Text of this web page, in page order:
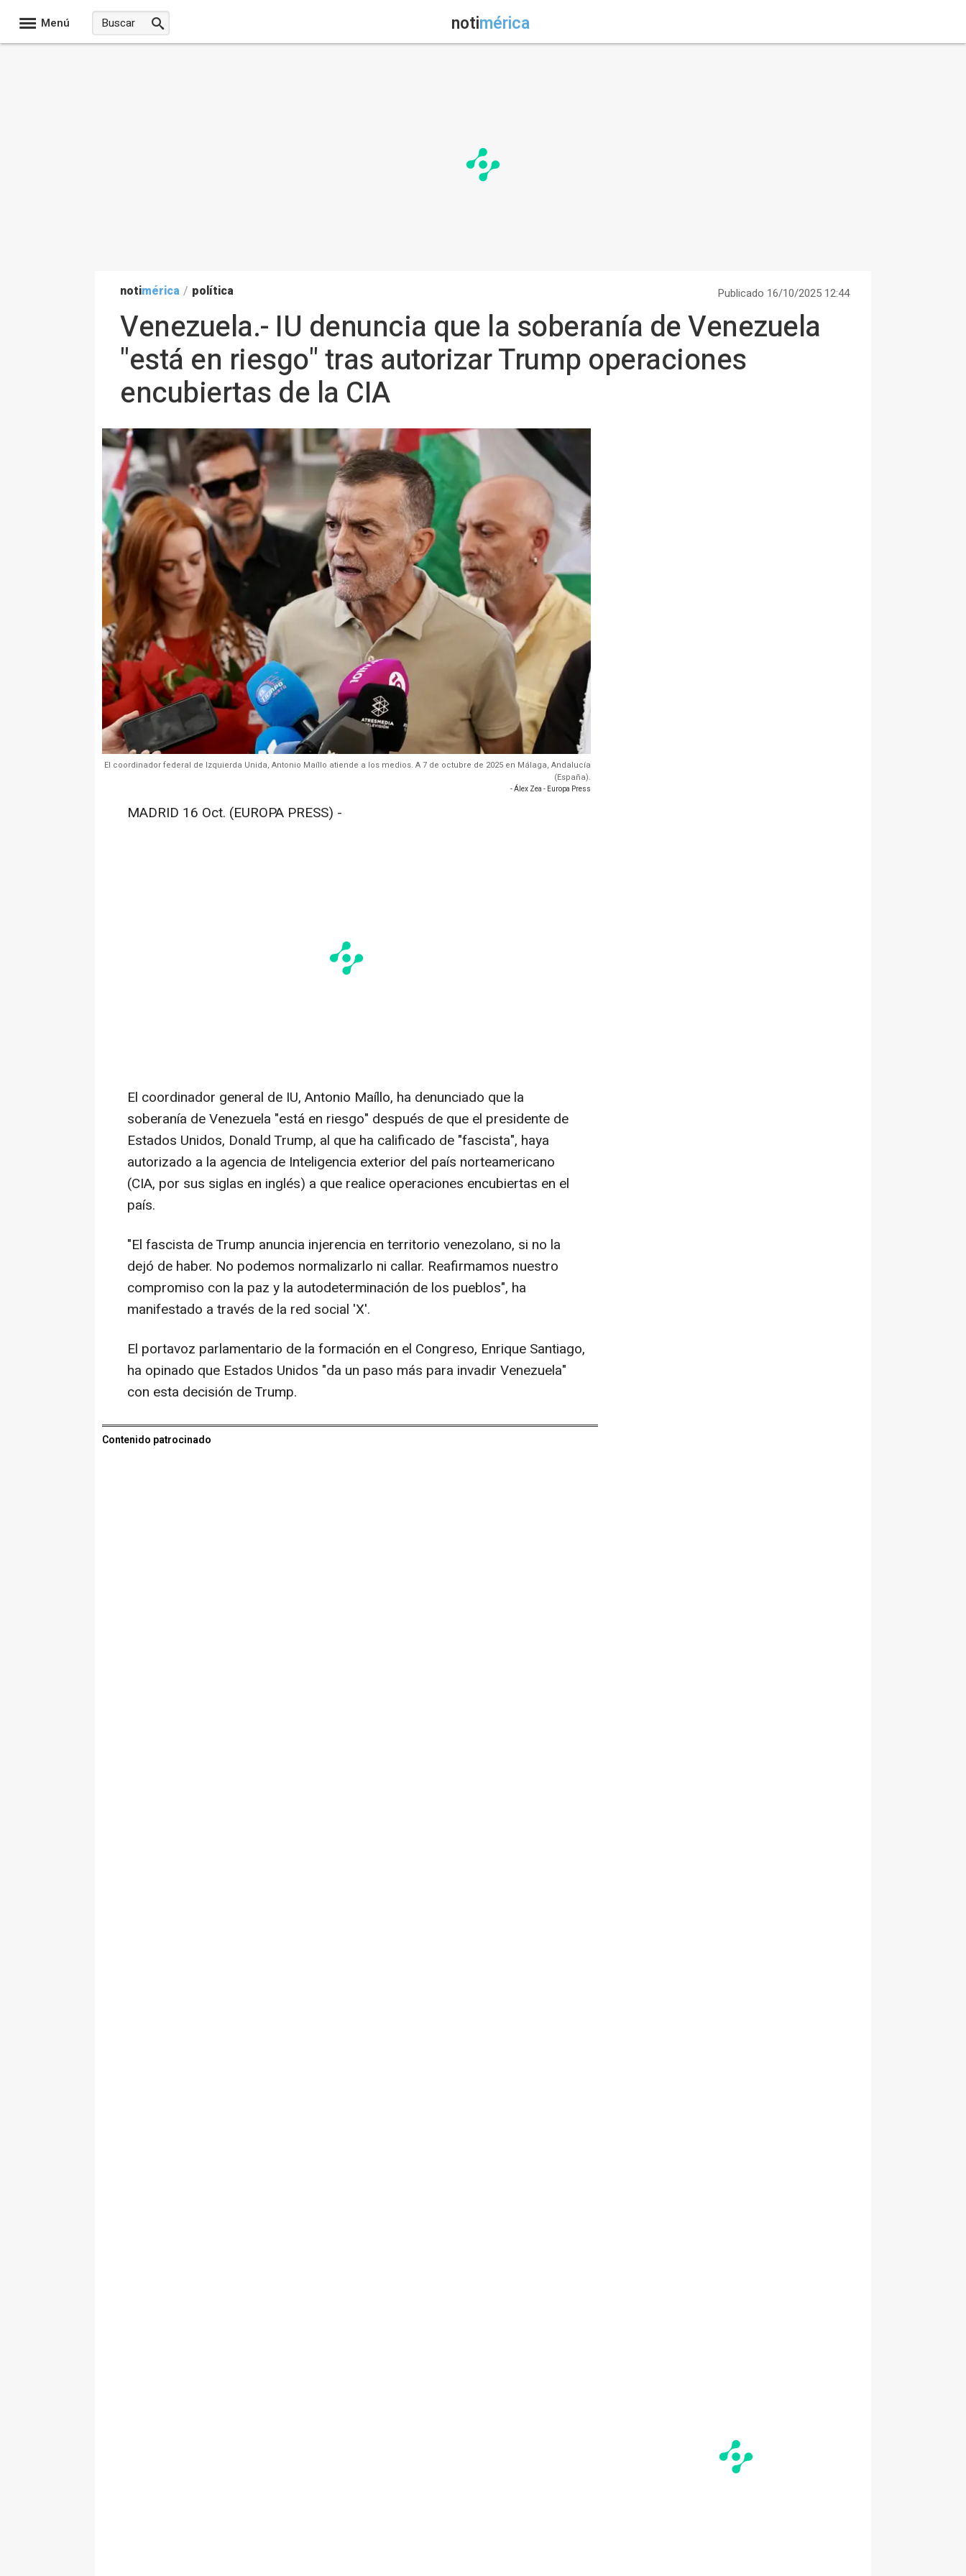
Menú notimérica
notimérica / política Publicado 16/10/2025 12:44
Venezuela.- IU denuncia que la soberanía de Venezuela
"está en riesgo" tras autorizar Trump operaciones
encubiertas de la CIA
El coordinador federal de Izquierda Unida, Antonio Maíllo atiende a los medios. A 7 de octubre de 2025 en Málaga, Andalucía
(España).
- Álex Zea - Europa Press
MADRID 16 Oct. (EUROPA PRESS) -
El coordinador general de IU, Antonio Maíllo, ha denunciado que la
soberanía de Venezuela "está en riesgo" después de que el presidente de
Estados Unidos, Donald Trump, al que ha calificado de "fascista", haya
autorizado a la agencia de Inteligencia exterior del país norteamericano
(CIA, por sus siglas en inglés) a que realice operaciones encubiertas en el
país.
"El fascista de Trump anuncia injerencia en territorio venezolano, si no la
dejó de haber. No podemos normalizarlo ni callar. Reafirmamos nuestro
compromiso con la paz y la autodeterminación de los pueblos", ha
manifestado a través de la red social 'X'.
El portavoz parlamentario de la formación en el Congreso, Enrique Santiago,
ha opinado que Estados Unidos "da un paso más para invadir Venezuela"
con esta decisión de Trump.
Contenido patrocinado